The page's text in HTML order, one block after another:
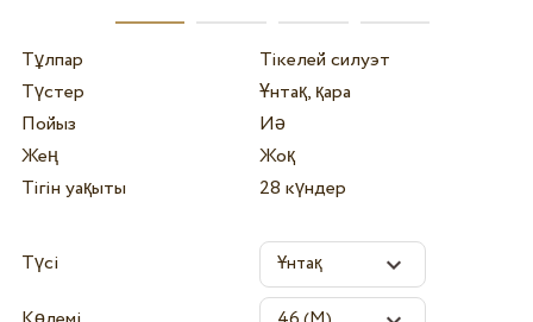
Тұлпар
Тікелей силуэт
Түстер
Ұнтақ, қара
Пойыз
Иә
Жең
Жоқ
Тігін уақыты
28 күндер
Түсі